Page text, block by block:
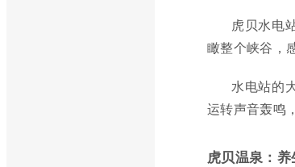
虎贝水电
瞰整个峡谷，
水电站的
运转声音轰鸣
虎贝温泉：